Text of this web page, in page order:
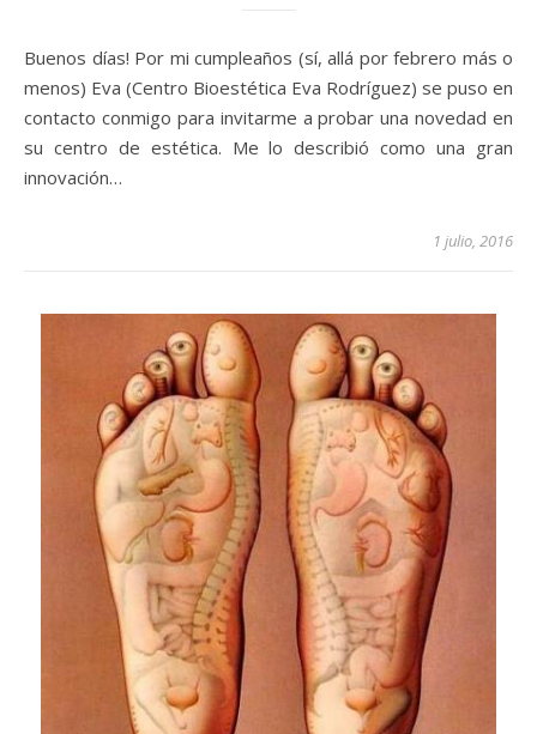
Buenos días! Por mi cumpleaños (sí, allá por febrero más o
menos) Eva (Centro Bioestética Eva Rodríguez) se puso en
contacto conmigo para invitarme a probar una novedad en
su centro de estética. Me lo describió como una gran
innovación…
1 julio, 2016